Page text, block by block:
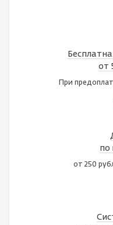
от
При
по
от 250